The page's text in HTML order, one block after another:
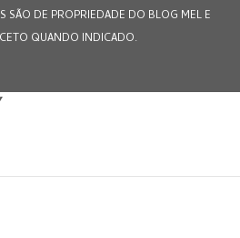
SÃO DE PROPRIEDADE DO BLOG MEL E
QUANDO INDICADO.